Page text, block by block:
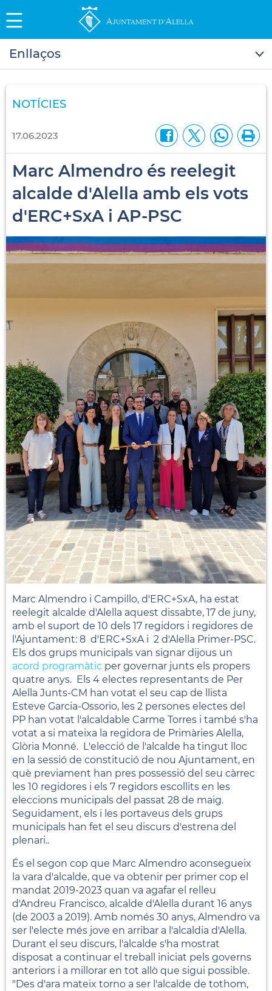
Enllaços
NOTÍCIES
17.06.2023
Marc Almendro és reelegit
alcalde d'Alella amb els vots
d'ERC+SxA i AP-PSC
Marc Almendro i Campillo, d'ERC+SxA, ha estat
reelegit alcalde d'Alella aquest dissabte, 17 de juny,
amb el suport de 10 dels 17 regidors i regidores de
l'Ajuntament: 8 d'ERC+SxA i 2 d'Alella Primer-PSC.
Els dos grups municipals van signar dijous un
acord programàtic per governar junts els propers
quatre anys. Els 4 electes representants de Per
Alella Junts-CM han votat el seu cap de llista
Esteve Garcia-Ossorio, les 2 persones electes del
PP han votat l'alcaldable Carme Torres i també s'ha
votat a si mateixa la regidora de Primàries Alella,
Glòria Monné. L'elecció de l'alcalde ha tingut lloc
en la sessió de constitució de nou Ajuntament, en
què previament han pres possessió del seu càrrec
les 10 regidores i els 7 regidors escollits en les
eleccions municipals del passat 28 de maig.
Seguidament, els i les portaveus dels grups
municipals han fet el seu discurs d'estrena del
plenari..
És el segon cop que Marc Almendro aconsegueix
la vara d'alcalde, que va obtenir per primer cop el
mandat 2019-2023 quan va agafar el relleu
d'Andreu Francisco, alcalde d'Alella durant 16 anys
(de 2003 a 2019). Amb només 30 anys, Almendro va
ser l'electe més jove en arribar a l'alcaldia d'Alella.
Durant el seu discurs, l'alcalde s'ha mostrat
disposat a continuar el treball iniciat pels governs
anteriors i a millorar en tot allò que sigui possible.
"Des d'ara mateix torno a ser l'alcalde de tothom,